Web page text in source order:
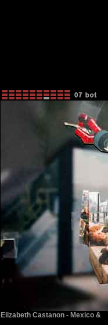
Elizabeth Castanon - Mexico &